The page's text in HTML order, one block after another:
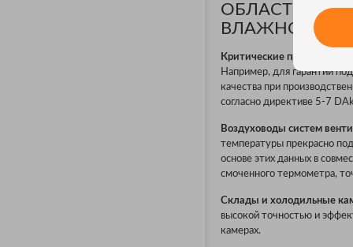
ОБЛАСТИ
ВЛАЖНОСТИ И
Критические процессы:
Например, для гарантии
качества при
согласно директиве 5-7
Воздуховоды систем
температуры прекрасно
основе этих данных в
смоченного термометра,
Склады и холодильные
высокой точностью и
камерах.